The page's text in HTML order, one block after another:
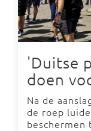
'Duitse
doen
Na de
de roep
beschermen